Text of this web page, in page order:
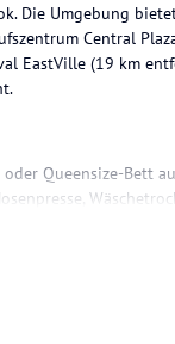
Die Umgebung
Central
EastVille (19 km
Queensize-Bett
Alle Zimmer